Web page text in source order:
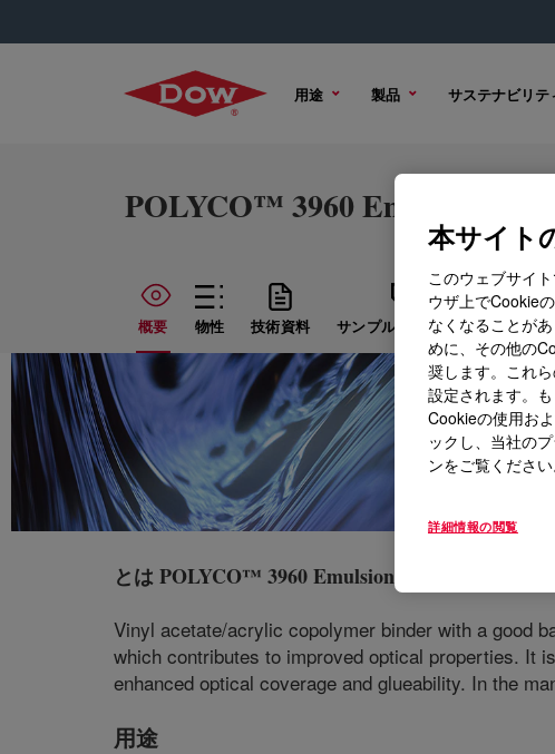
用途 製品 サステナビリテ
POLYCO™ 3960 Emulsion
概要 物性 技術資料 サンプル オプション 購入オ
とはPOLYCO™ 3960 Emulsion
Vinyl acetate/acrylic copolymer binder with a good
which contributes to improved optical properties. It
enhanced optical coverage and glueability. In the
用途
本サイト
このウェブサイ
ウザ上でCookie
なくなることが
めに、その他の
奨します。これ
設定されます。
Cookieの使用お
ックし、当社の
ンをご覧ください
詳細情報の閲覧